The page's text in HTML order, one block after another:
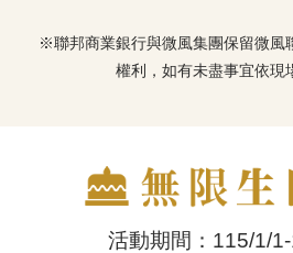
※聯邦商業銀行與微風集團保留微風
權利，如有未盡事宜依現
活動期間：115/1/